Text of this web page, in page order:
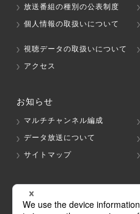
放送番組の種別の公表制度
個人情報の取扱いについて
視聴データの取扱いについて
アクセス
お知らせ
マルチチャンネル編成
データ放送について
サイトマップ
グループ会社
テレビ朝日